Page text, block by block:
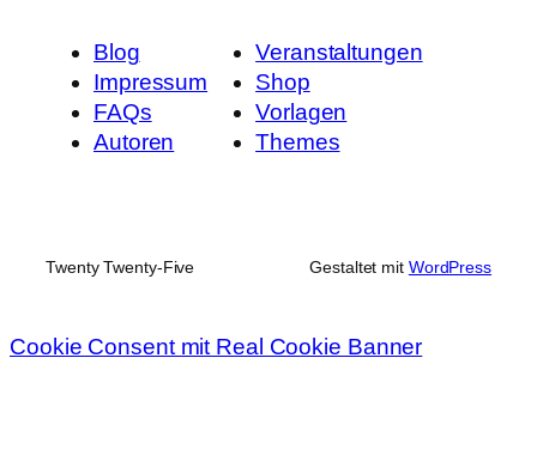
Blog
Impressum
FAQs
Autoren
Veranstaltungen
Shop
Vorlagen
Themes
Twenty Twenty-Five Gestaltet mit WordPress
Cookie Consent mit Real Cookie Banner